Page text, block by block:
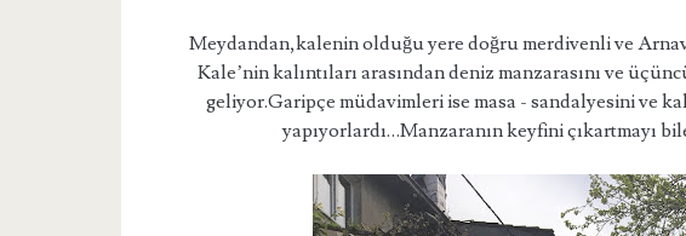
Meydandan,kalenin olduğu yere doğru merdivenli ve
Kale’nin kalıntıları arasından deniz manzarasını ve
geliyor.Garipçe müdavimleri ise masa - sandalyesini ve
yapıyorlardı…Manzaranın keyfini çıkartmayı